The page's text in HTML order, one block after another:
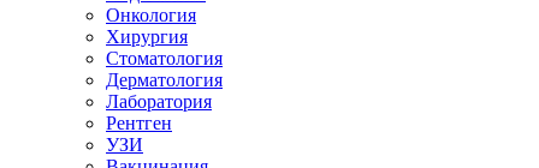
Онкология
Хирургия
Стоматология
Дерматология
Лаборатория
Рентген
УЗИ